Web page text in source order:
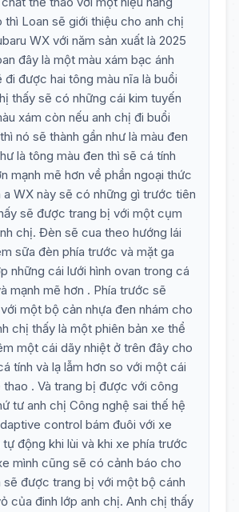
Loan sẽ giới thiệu cho anh chị
WX với năm sản xuất là 2025
đây là một màu xám bạc ánh
đi được hai tông màu nĩa là buổi
thấy sẽ có những cái kim tuyến
xám còn nếu anh chị đi buổi
nó sẽ thành gần như là màu đen
là tông màu đen thì sẽ cá tính
mạnh mẽ hơn về phần ngoại thức
a WX này sẽ có những gì trước tiên
sẽ được trang bị với một cụm
chị. Đèn sẽ cua theo hướng lái
sữa đèn phía trước và mặt ga
những cái lưới hình ovan trong cá
mạnh mẽ hơn . Phía trước sẽ
một bộ cản nhựa đen nhám cho
chị thấy là một phiên bản xe thể
một cái dãy nhiệt ở trên đây cho
tính và lạ lẫm hơn so với một cái
thao . Và trang bị được với công
tư anh chị Công nghệ sai thế hệ
control bám đuôi với xe
động khi lùi và khi xe phía trước
mình cũng sẽ có cảnh báo cho
sẽ được trang bị với một bộ cánh
của đinh lớp anh chị. Anh chị thấy